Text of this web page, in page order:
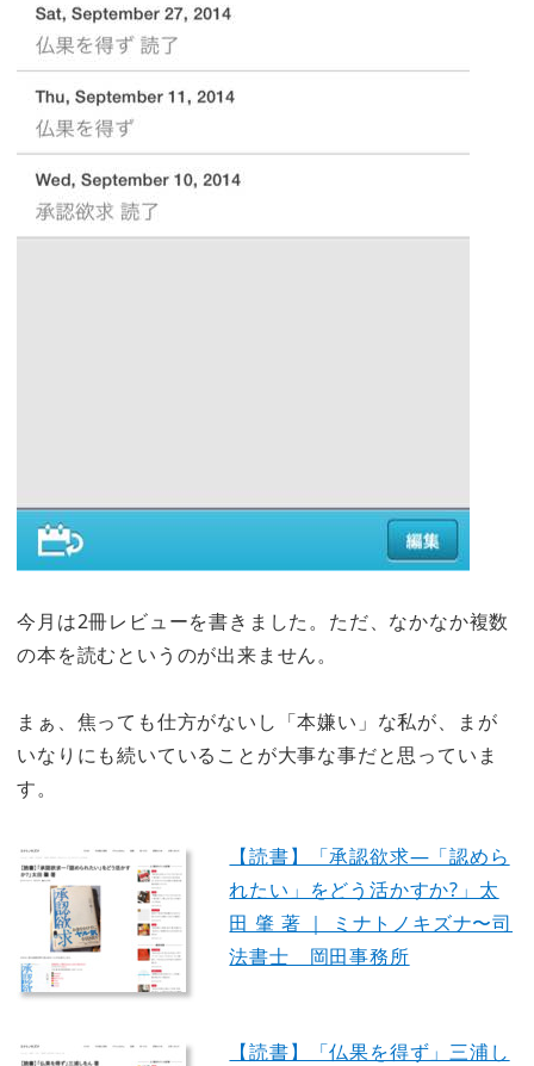
今月は2冊レビューを書きました。ただ、なかなか複数
の本を読むというのが出来ません。
まぁ、焦っても仕方がないし「本嫌い」な私が、まが
いなりにも続いていることが大事な事だと思っていま
す。
【読書】「承認欲求―「認めら
れたい」をどう活かすか?」太
田 肇 著 ｜ ミナトノキズナ〜司
法書士 岡田事務所
【読書】「仏果を得ず」三浦し